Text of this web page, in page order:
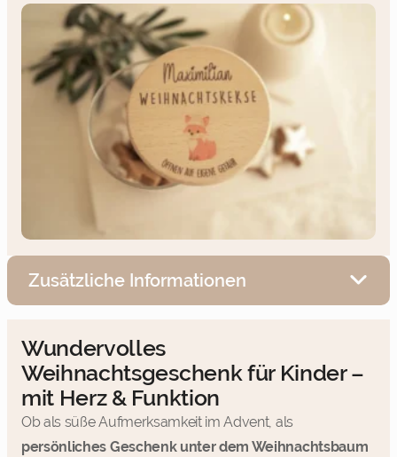
Zusätzliche Informationen
Wundervolles
Weihnachtsgeschenk für Kinder –
mit Herz & Funktion
Ob als süße Aufmerksamkeit im Advent, als
persönliches Geschenk unter dem Weihnachtsbaum